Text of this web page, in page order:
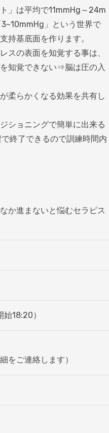
」は平均で11mmHg～24m
」という世界で
持基底面を作ります。
スの表面を知覚する事は、
知覚できない⇒脳は圧の入
柔らかくなる効果を共有し
ショニングで簡単に出来る
終了できるので訓練時間内
か進まないと悩むセラピス
18:20）
をご連絡します）